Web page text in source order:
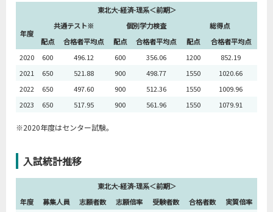
東北大-経済-理系＜前期＞
年度
共通テスト※ 個別学力検査
総得点
配点
合格者平均点 配点 合格者平均点 配点
合格者平均点
2020
600 496.12 600 356.06 1200
852.19
2021
650 521.88 900 498.77 1550
1020.66
2022
650 497.60 900 512.36 1550
1009.96
2023
650 517.95 900 561.96 1550 1079.91
※2020年度はセンター試験。
入試統計推移
東北大-経済-理系＜前期＞
年度
募集人員 志願者数 志願倍率 受験者数 合格者数
実質倍率